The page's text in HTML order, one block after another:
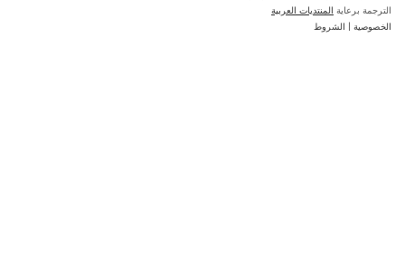
الترجمة برعاية المنتديات العربية
الخصوصية | الشروط